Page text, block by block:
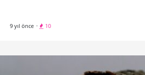
9 yıl önce · 10